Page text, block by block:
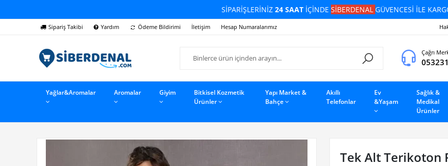
SİPARİŞLERİNİZ 24 SAATİÇİNDE SİBERDENAL GÜVENCESİ İLE
Sipariş Takibi Yardım Ödeme Bildirimi İletişim Hesap Numaralarımız
Çağrı
Yağlar&Aromalar Aromalar Giyim
Bitkisel Kozmetik
Ürünler
Yapı Market &
Bahçe
Akıllı
Telefonlar
Ev
&Yaşam
Sağlık &
Medikal
Ürünler
Tek Alt Terikoton